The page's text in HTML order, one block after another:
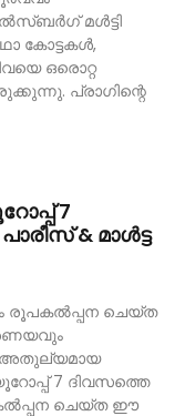
മൾട്ടി
കോട്ടകൾ,
ഒരൊറ്റ
പ്രാഗിന്റെ
7
& മാൾട്ട
രൂപകൽപ്പന ചെയ്ത
അതുല്യമായ
7 ദിവസത്തെ
ചെയ്ത ഈ